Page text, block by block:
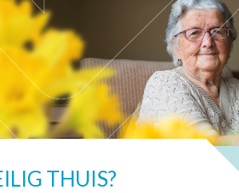
THUIS?